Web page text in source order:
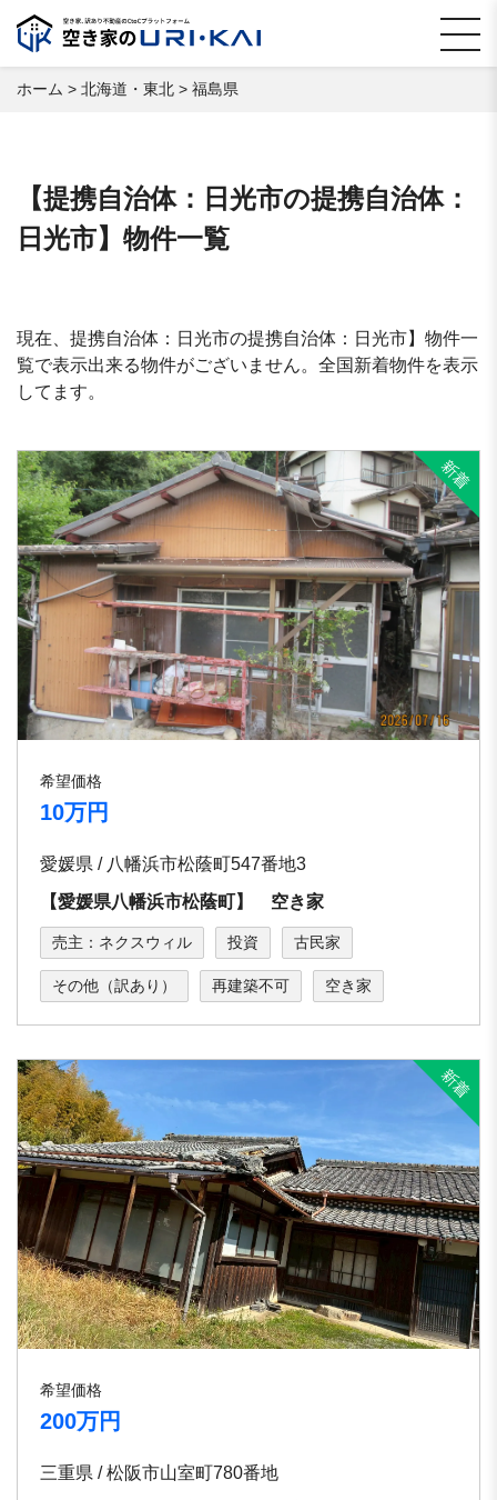
ホーム > 北海道・東北 > 福島県
【提携自治体：日光市の提携自治体：
日光市】物件一覧
現在、提携自治体：日光市の提携自治体：日光市】物件一
覧で表示出来る物件がございません。全国新着物件を表示
してます。
希望価格
10万円
愛媛県 / 八幡浜市松蔭町547番地3
【愛媛県八幡浜市松蔭町】 空き家
売主：ネクスウィル 投資 古民家
その他（訳あり） 再建築不可 空き家
希望価格
200万円
三重県 / 松阪市山室町780番地